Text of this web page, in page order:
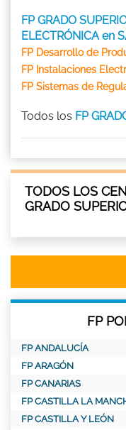
FP GRADO
ELECTRÓNICA en
FP Desarrollo de
FP Instalaciones
FP Sistemas de
Todos los FP
TODOS LOS
GRADO
FP
FP ANDALUCÍA
FP ARAGÓN
FP CANARIAS
FP CASTILLA LA
FP CASTILLA Y LEÓN